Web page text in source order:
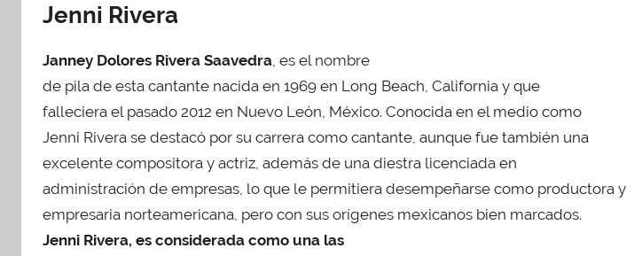
Jenni Rivera
Janney Dolores Rivera Saavedra, es el nombre
de pila de esta cantante nacida en 1969 en Long Beach, California y que
falleciera el pasado 2012 en Nuevo León, México. Conocida en el medio como
Jenni Rivera se destacó por su carrera como cantante, aunque fue también una
excelente compositora y actriz, además de una diestra licenciada en
administración de empresas, lo que le permitiera desempeñarse como productora y
empresaria norteamericana, pero con sus orígenes mexicanos bien marcados.
Jenni Rivera, es considerada como una las